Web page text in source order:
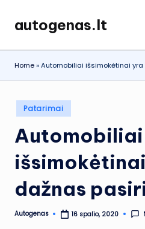
Skip
content
autogenas.lt
Home»Automobiliai išsimokėtinai
Posted
in
Patarimai
Automobiliai
dažnas
Posted
Autogenas 16 spalio, 2020